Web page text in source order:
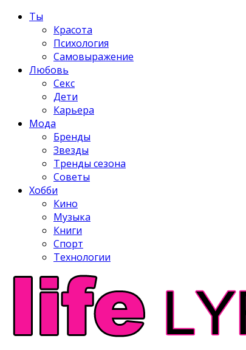
Ты
Красота
Психология
Самовыражение
Любовь
Секс
Дети
Карьера
Мода
Бренды
Звезды
Тренды сезона
Советы
Хобби
Кино
Музыка
Книги
Спорт
Технологии